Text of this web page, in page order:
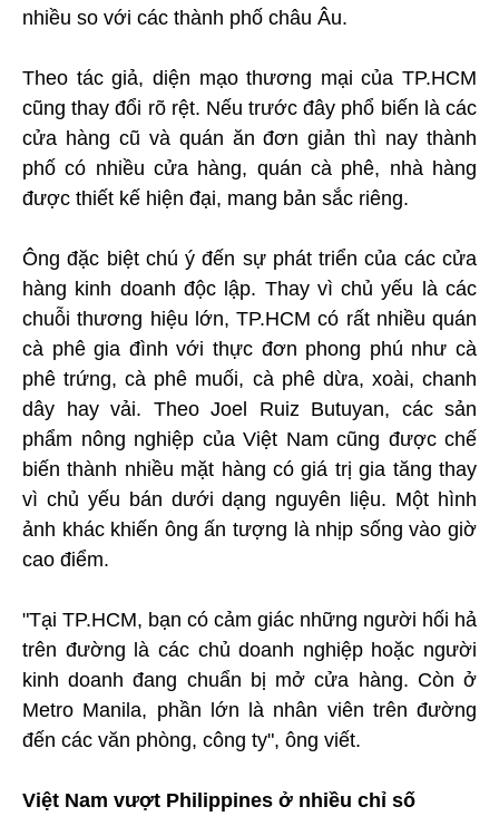
nhiều so với các thành phố châu Âu.
Theo tác giả, diện mạo thương mại của TP.HCM
cũng thay đổi rõ rệt. Nếu trước đây phổ biến là các
cửa hàng cũ và quán ăn đơn giản thì nay thành
phố có nhiều cửa hàng, quán cà phê, nhà hàng
được thiết kế hiện đại, mang bản sắc riêng.
Ông đặc biệt chú ý đến sự phát triển của các cửa
hàng kinh doanh độc lập. Thay vì chủ yếu là các
chuỗi thương hiệu lớn, TP.HCM có rất nhiều quán
cà phê gia đình với thực đơn phong phú như cà
phê trứng, cà phê muối, cà phê dừa, xoài, chanh
dây hay vải. Theo Joel Ruiz Butuyan, các sản
phẩm nông nghiệp của Việt Nam cũng được chế
biến thành nhiều mặt hàng có giá trị gia tăng thay
vì chủ yếu bán dưới dạng nguyên liệu. Một hình
ảnh khác khiến ông ấn tượng là nhịp sống vào giờ
cao điểm.
"Tại TP.HCM, bạn có cảm giác những người hối hả
trên đường là các chủ doanh nghiệp hoặc người
kinh doanh đang chuẩn bị mở cửa hàng. Còn ở
Metro Manila, phần lớn là nhân viên trên đường
đến các văn phòng, công ty", ông viết.
Việt Nam vượt Philippines ở nhiều chỉ số